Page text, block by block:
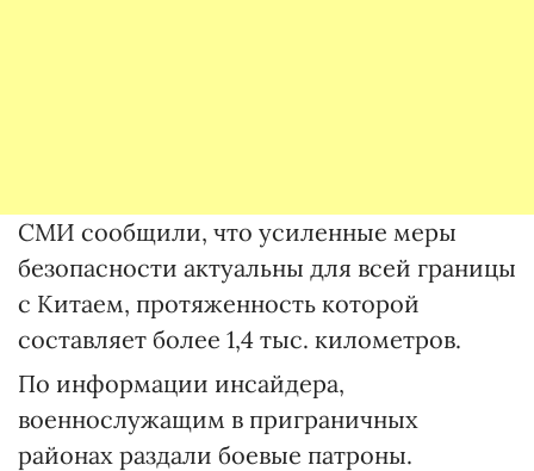
СМИ сообщили, что усиленные меры
безопасности актуальны для всей границы
с Китаем, протяженность которой
составляет более 1,4 тыс. километров.
По информации инсайдера,
военнослужащим в приграничных
районах раздали боевые патроны.